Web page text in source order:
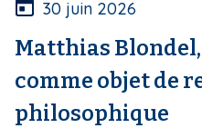
30 juin 2026
Matthias
comme objet de
philosophique